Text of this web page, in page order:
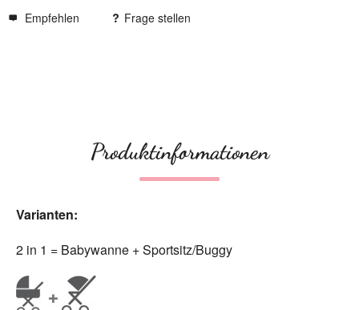
Empfehlen Frage stellen
Produktinformationen
Varianten:
2 in 1 = Babywanne + Sportsitz/Buggy